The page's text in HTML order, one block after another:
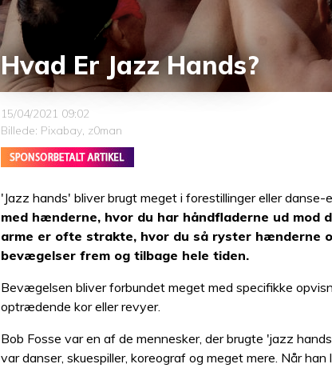
Hvad Er Jazz Hands?
15/04/2021 09:02
Billede: Pixabay, z0man
'Jazz hands' bliver brugt meget i forestillinger eller danse-
med hænderne, hvor du har håndfladerne ud mod
arme er ofte strakte, hvor du så ryster hænderne
bevægelser frem og tilbage hele tiden.
Bevægelsen bliver forbundet meget med specifikke
optrædende kor eller revyer.
Bob Fosse var en af de mennesker, der brugte 'jazz
var danser, skuespiller, koreograf og meget mere. Når